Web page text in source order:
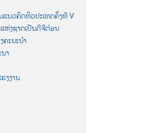
ແນວຄິດທົ່ວປະເທດຄັ້ງທີ V
ຫ່ງຊາດເປັນດີຈີຕ໋ອນ
ະນະນຳ
າ
ງງານ